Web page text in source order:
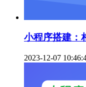
小程序搭建：
2023-12-07